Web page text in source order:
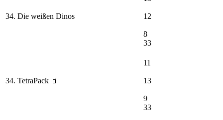
34. Die weißen Dinos 12
8
33
34. TetraPack 🧃
11
13
9
33